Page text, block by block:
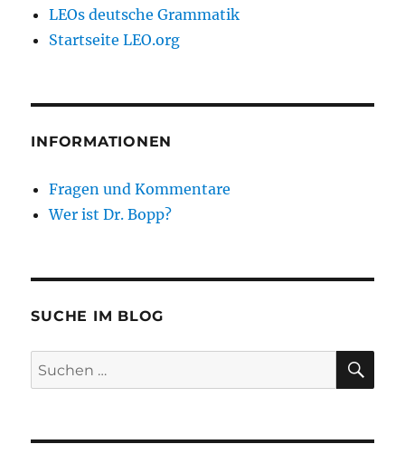
LEOs deutsche Grammatik
Startseite LEO.org
INFORMATIONEN
Fragen und Kommentare
Wer ist Dr. Bopp?
SUCHE IM BLOG
Suchen
nach: